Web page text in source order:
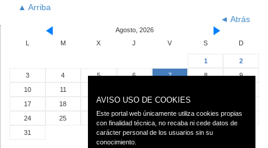
▲ Arriba
◄ Atrás
Agosto, 2026
L
M X J V S D
1
2
3
4 5 6 7 8
9
10
11
17
18 19 20 21
24
25 26 27 28 29
30
31
AVISO USO DE COOKIES
Este portal web únicamente utiliza cookies propias
con finalidad técnica, no recaba ni cede datos de
carácter personal de los usuarios sin su
conocimiento.